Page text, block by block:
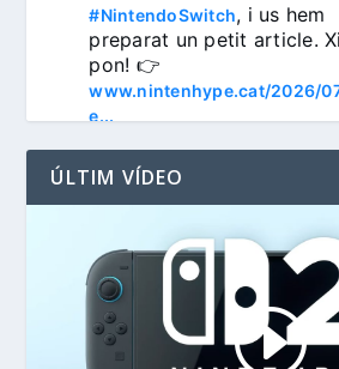
#NintendoSwitch, i us hem
preparat un petit article.
www.nintenhype.cat/2026/
e...
3
ÚLTIM VÍDEO